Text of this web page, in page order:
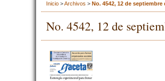
Inicio >Archivos > No. 4542, 12 de septiembre
No. 4542, 12 de